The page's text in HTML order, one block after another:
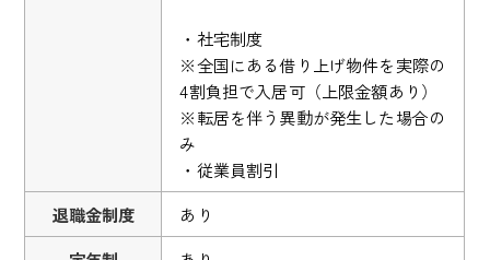
・社宅制度
※全国にある借り上げ物件を実際の
4割負担で入居可（上限金額あり）
※転居を伴う異動が発生した場合の
み
・従業員割引
退職金制度
あり